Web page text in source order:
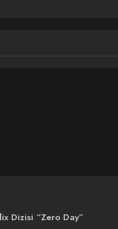
Dizisi “Zero Day”